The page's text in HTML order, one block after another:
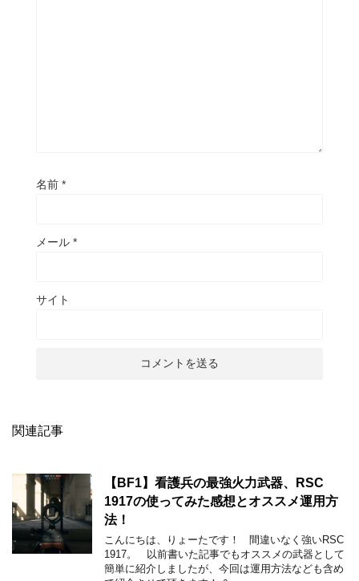
名前 *
メール *
サイト
関連記事
【BF1】看護兵の最強火力武器、RSC
1917の使ってみた感想とオススメ運用方
法！
こんにちは、りょーたです！ 間違いなく強いRSC
1917。 以前書いた記事でもオススメの武器として
簡単に紹介しましたが、今回は運用方法なども含め